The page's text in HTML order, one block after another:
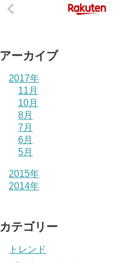
アーカイブ
2017年
11月
10月
8月
7月
6月
5月
2015年
2014年
カテゴリー
トレンド